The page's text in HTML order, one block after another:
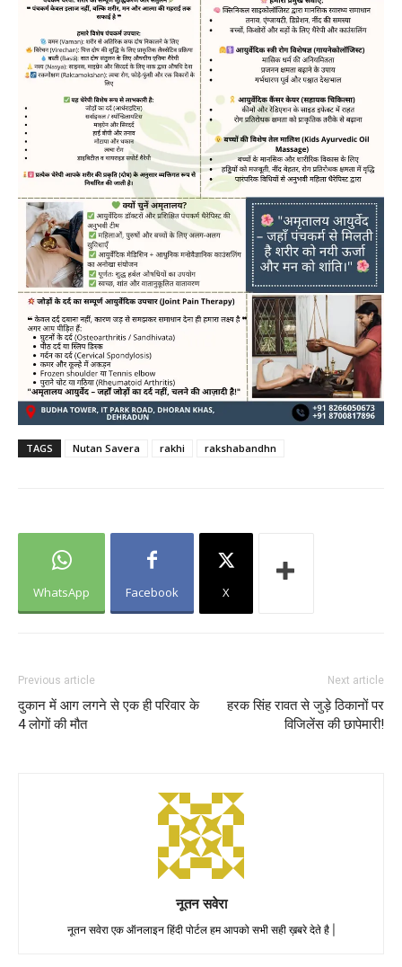
TAGS Nutan Savera rakhi rakshabandhn
WhatsApp Facebook X
Previous article
दुकान में आग लगने से एक ही परिवार के
4 लोगों की मौत
Next article
हरक सिंह रावत से जुड़े ठिकानों पर
विजिलेंस की छापेमारी!
नूतन सवेरा
नूतन सवेरा एक ऑनलाइन हिंदी पोर्टल हम आपको सभी सही ख़बरे देते है |